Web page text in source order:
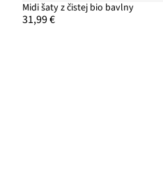
Midi šaty z čistej bio bavlny
31,99 €